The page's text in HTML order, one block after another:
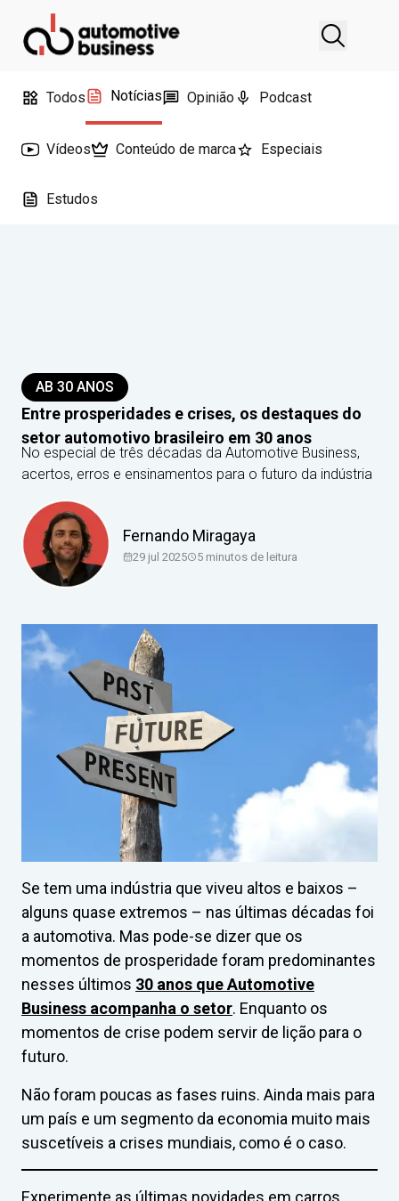
Todos Notícias Opinião Podcast
Vídeos Conteúdo de marca Especiais
Estudos
AB 30 ANOS
Entre prosperidades e crises, os destaques do
setor automotivo brasileiro em 30 anos
No especial de três décadas da Automotive Business,
acertos, erros e ensinamentos para o futuro da indústria
Fernando Miragaya
29 jul 2025 5 minutos de leitura
Se tem uma indústria que viveu altos e baixos –
alguns quase extremos – nas últimas décadas foi
a automotiva. Mas pode-se dizer que os
momentos de prosperidade foram predominantes
nesses últimos 30 anos que Automotive
Business acompanha o setor. Enquanto os
momentos de crise podem servir de lição para o
futuro.
Não foram poucas as fases ruins. Ainda mais para
um país e um segmento da economia muito mais
suscetíveis a crises mundiais, como é o caso.
Experimente as últimas novidades em carros